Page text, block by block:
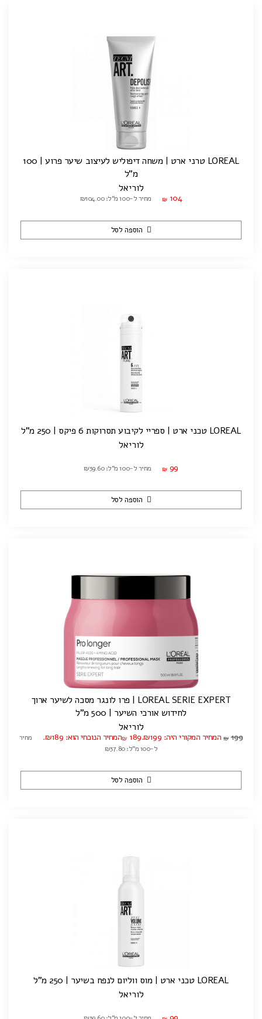
LOREAL טרני ארט | משחה דיפוליש לעיצוב שיער פרוע | 100
מ"ל
לוריאל
₪ 104 מחיר ל-100 מ"ל: ₪104.00
הוספה לסל
LOREAL טכני ארט | ספריי לקיבוע תסרוקות 6 פיקס | 250 מ"ל
לוריאל
₪ 99 מחיר ל-100 מ"ל: ₪39.60
הוספה לסל
LOREAL SERIE EXPERT | פרו לונגר מסכה לשיער ארוך
לחידוש אורכי השיער | 500 מ"ל
לוריאל
₪ 199 המחיר המקורי היה: ₪199. ₪ 189 המחיר הנוכחי הוא: ₪189.
מחיר
ל-100 מ"ל: ₪37.80
הוספה לסל
LOREAL טכני ארט | מוס ווליום לנפח בשיער | 250 מ"ל
לוריאל